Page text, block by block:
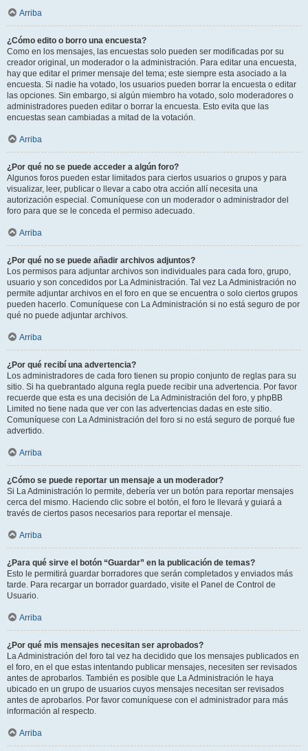
Arriba
¿Cómo edito o borro una encuesta?
Como en los mensajes, las encuestas solo pueden ser modificadas por su
creador original, un moderador o la administración. Para editar una encuesta,
hay que editar el primer mensaje del tema; este siempre esta asociado a la
encuesta. Si nadie ha votado, los usuarios pueden borrar la encuesta o editar
las opciones. Sin embargo, si algún miembro ha votado, solo moderadores o
administradores pueden editar o borrar la encuesta. Esto evita que las
encuestas sean cambiadas a mitad de la votación.
Arriba
¿Por qué no se puede acceder a algún foro?
Algunos foros pueden estar limitados para ciertos usuarios o grupos y para
visualizar, leer, publicar o llevar a cabo otra acción allí necesita una
autorización especial. Comuníquese con un moderador o administrador del
foro para que se le conceda el permiso adecuado.
Arriba
¿Por qué no se puede añadir archivos adjuntos?
Los permisos para adjuntar archivos son individuales para cada foro, grupo,
usuario y son concedidos por La Administración. Tal vez La Administración no
permite adjuntar archivos en el foro en que se encuentra o solo ciertos grupos
pueden hacerlo. Comuníquese con La Administración si no está seguro de por
qué no puede adjuntar archivos.
Arriba
¿Por qué recibí una advertencia?
Los administradores de cada foro tienen su propio conjunto de reglas para su
sitio. Si ha quebrantado alguna regla puede recibir una advertencia. Por favor
recuerde que esta es una decisión de La Administración del foro, y phpBB
Limited no tiene nada que ver con las advertencias dadas en este sitio.
Comuníquese con La Administración del foro si no está seguro de porqué fue
advertido.
Arriba
¿Cómo se puede reportar un mensaje a un moderador?
Si La Administración lo permite, debería ver un botón para reportar mensajes
cerca del mismo. Haciendo clic sobre el botón, el foro le llevará y guiará a
través de ciertos pasos necesarios para reportar el mensaje.
Arriba
¿Para qué sirve el botón “Guardar” en la publicación de temas?
Esto le permitirá guardar borradores que serán completados y enviados más
tarde. Para recargar un borrador guardado, visite el Panel de Control de
Usuario.
Arriba
¿Por qué mis mensajes necesitan ser aprobados?
La Administración del foro tal vez ha decidido que los mensajes publicados en
el foro, en el que estas intentando publicar mensajes, necesiten ser revisados
antes de aprobarlos. También es posible que La Administración le haya
ubicado en un grupo de usuarios cuyos mensajes necesitan ser revisados
antes de aprobarlos. Por favor comuníquese con el administrador para más
información al respecto.
Arriba